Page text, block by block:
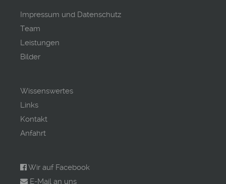
Impressum und Datenschutz
Team
Leistungen
Bilder
Wissenswertes
Links
Kontakt
Anfahrt
Wir auf Facebook
E-Mail an uns